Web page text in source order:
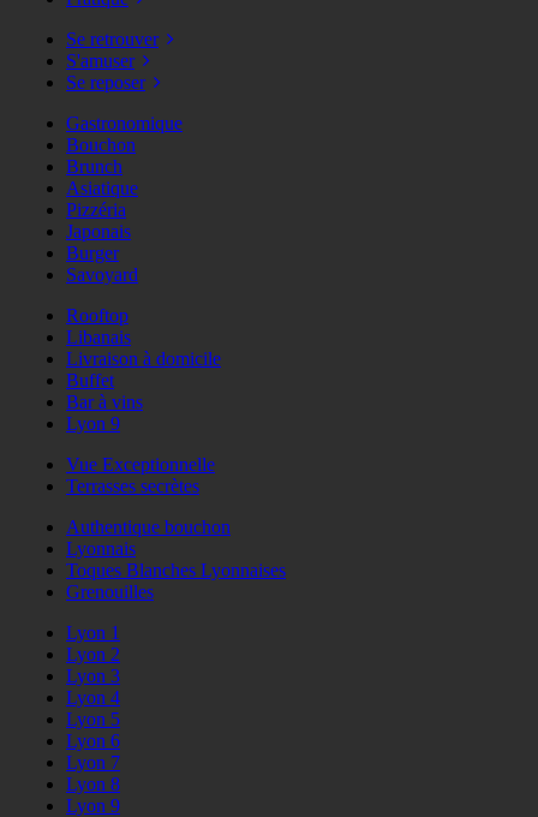
Se retrouver
S'amuser
Se reposer
Gastronomique
Bouchon
Brunch
Asiatique
Pizzéria
Japonais
Burger
Savoyard
Rooftop
Libanais
Livraison à domicile
Buffet
Bar à vins
Lyon 9
Vue Exceptionnelle
Terrasses secrètes
Authentique bouchon
Lyonnais
Toques Blanches Lyonnaises
Grenouilles
Lyon 1
Lyon 2
Lyon 3
Lyon 4
Lyon 5
Lyon 6
Lyon 7
Lyon 8
Lyon 9